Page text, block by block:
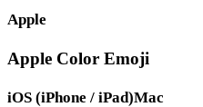
Apple
Apple Color Emoji
iOS (iPhone / iPad)Mac